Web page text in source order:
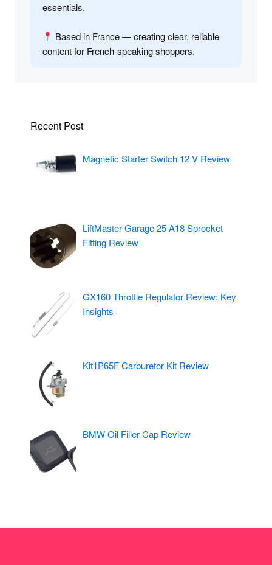
essentials.
Based in France — creating clear, reliable
content for French-speaking shoppers.
Recent Post
Magnetic Starter Switch 12 V Review
LiftMaster Garage 25 A18 Sprocket
Fitting Review
GX160 Throttle Regulator Review: Key
Insights
Kit1P65F Carburetor Kit Review
BMW Oil Filler Cap Review